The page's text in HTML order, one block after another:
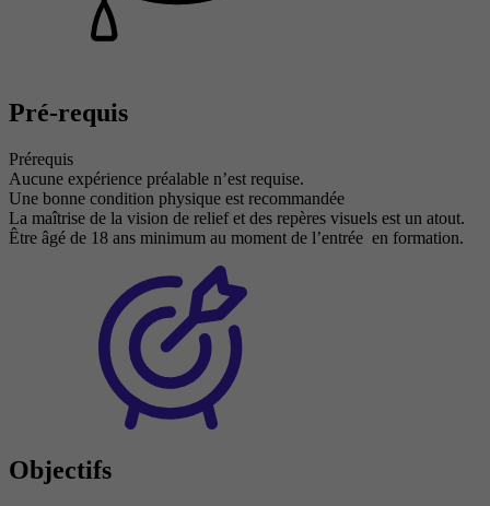
Pré-requis
Prérequis
Aucune expérience préalable n’est requise.
Une bonne condition physique est recommandée
La maîtrise de la vision de relief et des repères visuels est un atout.
Être âgé de 18 ans minimum au moment de l’entrée en formation.
Objectifs